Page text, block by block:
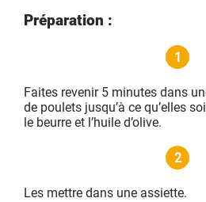
Préparation :
1
Faites revenir 5 minutes dans
de poulets jusqu’à ce qu’elles
le beurre et l’huile d’olive.
2
Les mettre dans une assiette.